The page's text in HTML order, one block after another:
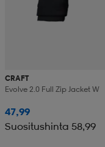
CRAFT
Evolve 2.0 Full Zip Jacket W
47,99
Suositushinta 58,99